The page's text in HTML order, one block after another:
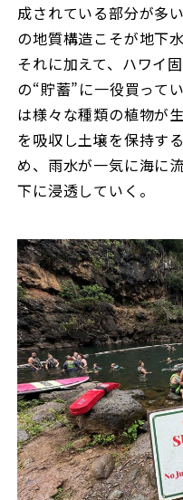
成されている部分が多
の地質構造こそが地下
それに加えて、ハワイ
の“貯蓄”に一役買って
は様々な種類の植物が
を吸収し土壌を保持す
め、雨水が一気に海に
下に浸透していく。